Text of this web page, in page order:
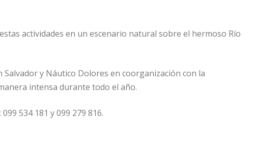
actividades en un escenario natural sobre el hermoso Río
y Náutico Dolores en coorganización con la
intensa durante todo el año.
534 181 y 099 279 816.